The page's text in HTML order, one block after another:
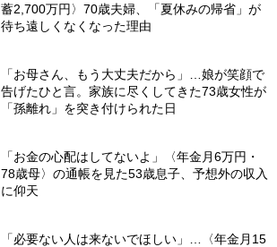
蓄2,700万円〉70歳夫婦、「夏休みの帰省」が
待ち遠しくなくなった理由
「お母さん、もう大丈夫だから」…娘が笑顔で
告げたひと言。家族に尽くしてきた73歳女性が
「孫離れ」を突き付けられた日
「お金の心配はしてないよ」〈年金月6万円・
78歳母〉の通帳を見た53歳息子、予想外の収入
に仰天
「必要ない人は来ないでほしい」…〈年金月15